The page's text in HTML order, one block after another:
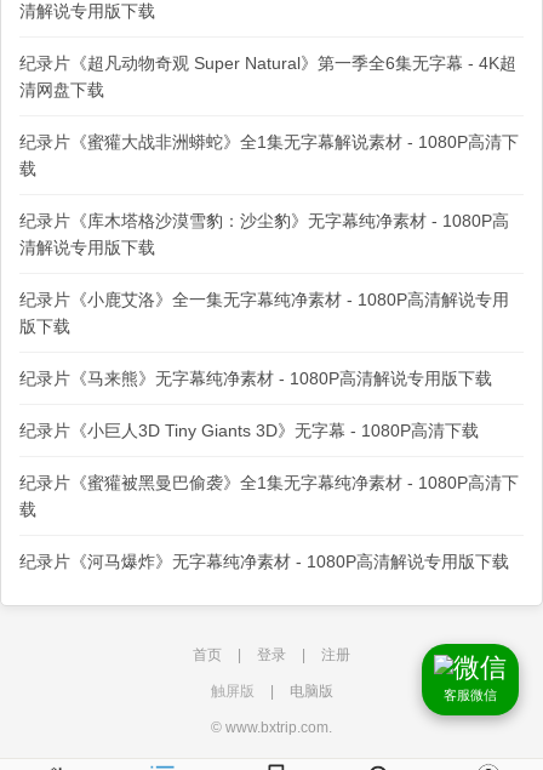
清解说专用版下载
纪录片《超凡动物奇观 Super Natural》第一季全6集无字幕 - 4K超
清网盘下载
纪录片《蜜獾大战非洲蟒蛇》全1集无字幕解说素材 - 1080P高清下
载
纪录片《库木塔格沙漠雪豹：沙尘豹》无字幕纯净素材 - 1080P高
清解说专用版下载
纪录片《小鹿艾洛》全一集无字幕纯净素材 - 1080P高清解说专用
版下载
纪录片《马来熊》无字幕纯净素材 - 1080P高清解说专用版下载
纪录片《小巨人3D Tiny Giants 3D》无字幕 - 1080P高清下载
纪录片《蜜獾被黑曼巴偷袭》全1集无字幕纯净素材 - 1080P高清下
载
纪录片《河马爆炸》无字幕纯净素材 - 1080P高清解说专用版下载
客服微信
首页 登录 注册
触屏版 电脑版
© www.bxtrip.com.